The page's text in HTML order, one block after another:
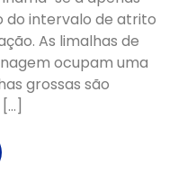
do intervalo de atrito
As limalhas de
ocupam uma
grossas são